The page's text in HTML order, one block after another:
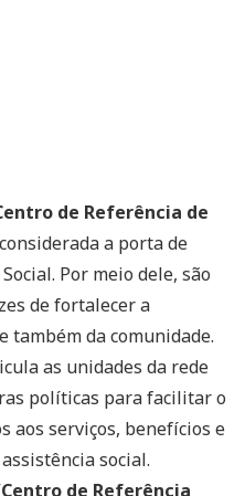
de Referência de
a porta de
Por meio dele, são
de fortalecer a
também da comunidade.
as unidades da rede
políticas para facilitar o
aos serviços, benefícios e
social.
de Referência